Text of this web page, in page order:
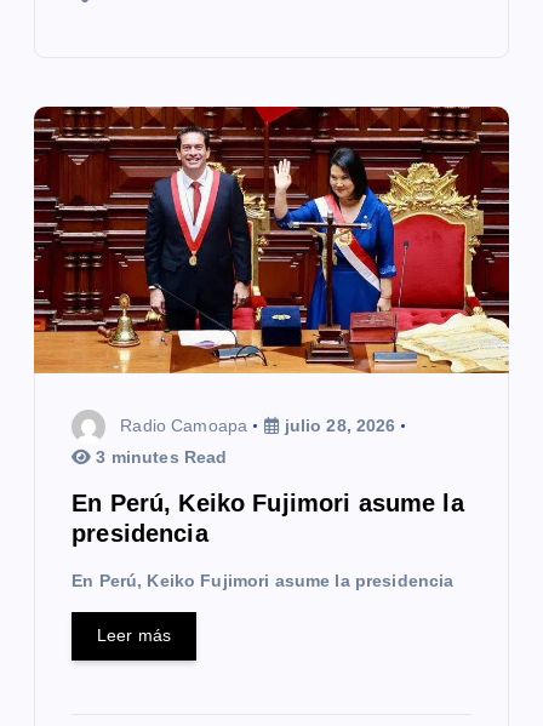
Radio Camoapa
julio 28, 2026
3 minutes Read
En Perú, Keiko Fujimori asume la
presidencia
En Perú, Keiko Fujimori asume la presidencia
Leer más